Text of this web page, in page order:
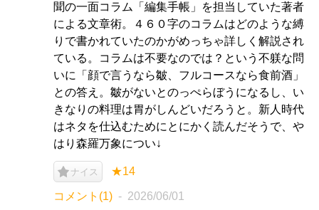
聞の一面コラム「編集手帳」を担当していた著者
による文章術。４６０字のコラムはどのような縛
りで書かれていたのかがめっちゃ詳しく解説され
ている。コラムは不要なのでは？という不躾な問
いに「顔で言うなら皺、フルコースなら食前酒」
との答え。皺がないとのっぺらぼうになるし、い
きなりの料理は胃がしんどいだろうと。新人時代
はネタを仕込むためにとにかく読んだそうで、や
はり森羅万象につい↓
ナイス ★14
コメント(1) 2026/06/01